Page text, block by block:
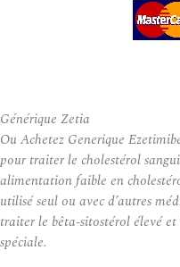
Générique Zetia
Ou Achetez Generique
pour traiter le cholestérol
alimentation faible en
utilisé seul ou avec d’autres
traiter le bêta-sitostérol élevé
spéciale.